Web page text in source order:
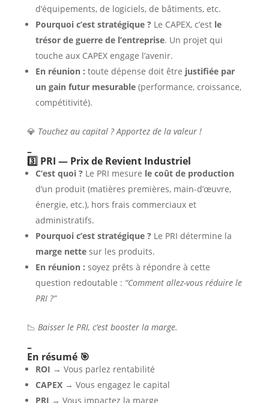
d’équipements, de logiciels, de bâtiments, etc.
Pourquoi c’est stratégique ?Le CAPEX, c’est le
trésor de guerre de l’entreprise. Un projet qui
touche aux CAPEX engage l’avenir.
En réunion : toute dépense doit être justifiée par
un gain futur mesurable(performance, croissance,
compétitivité).
💎 Touchez au capital ? Apportez de la valeur !
–
3️⃣ PRI — Prix de Revient Industriel
C’est quoi ?Le PRI mesure le coût de production
d’un produit (matières premières, main-d’œuvre,
énergie, etc.), hors frais commerciaux et
administratifs.
Pourquoi c’est stratégique ?Le PRI détermine la
marge nettesur les produits.
En réunion : soyez prêts à répondre à cette
question redoutable : “Comment allez-vous réduire le
PRI ?”
📉 Baisser le PRI, c’est booster la marge.
–
En résumé 🎯
ROI → Vous parlez rentabilité
CAPEX→ Vous engagez le capital
PRI → Vous impactez la marge